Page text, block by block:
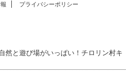
プライバシーポリシー
然と遊び場がいっぱい！チロリン村キ